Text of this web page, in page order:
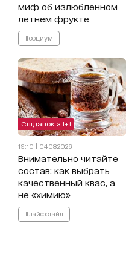
миф об излюбленном
летнем фрукте
#социум
Сніданок з 1+1
19:10 | 04.08.2026
Внимательно читайте
состав: как выбрать
качественный квас, а
не «химию»
#лайфстайл